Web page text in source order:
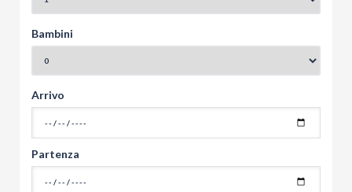
Bambini
Arrivo
Partenza